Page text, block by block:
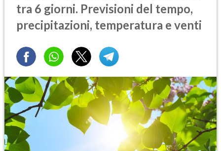
tra 6 giorni. Previsioni del tempo,
precipitazioni, temperatura e venti